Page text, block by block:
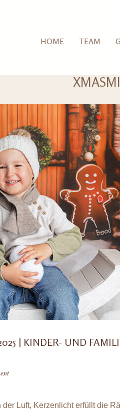
HOME TEAM
| KINDER- UND
Luft, Kerzenlicht erfüllt die